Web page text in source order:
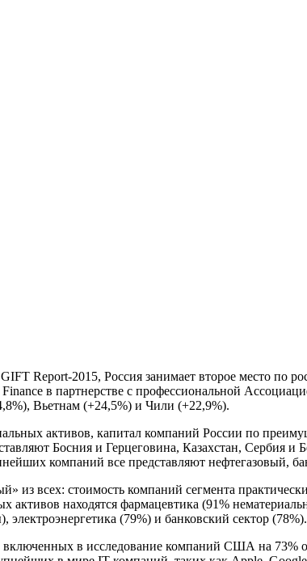
Report-2015, Россия занимает второе место по
в партнерстве с профессиональной
Вьетнам (+24,5%) и Чили (+22,9%).
активов, капитал компаний России по
Босния и Герцеговина, Казахстан, Сербия и
компаний все представляют нефтегазовый,
из всех: стоимость компаний сегмента
активов находятся фармацевтика (91%
электроэнергетика (79%) и банковский сектор (78%).
в исследование компаний США на 73%